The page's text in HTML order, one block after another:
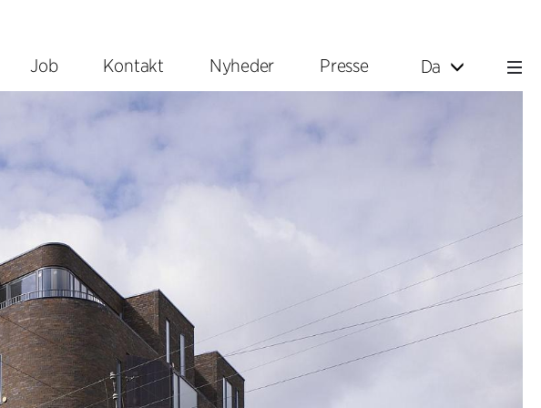
Job Kontakt Nyheder Presse Da